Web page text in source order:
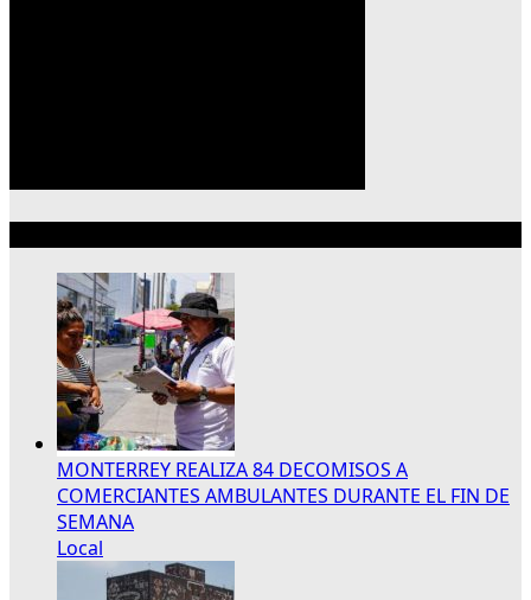
MONTERREY REALIZA 84 DECOMISOS A
COMERCIANTES AMBULANTES DURANTE EL FIN DE
SEMANA
Local